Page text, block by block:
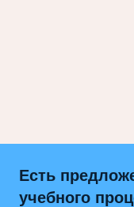
Есть
учебного